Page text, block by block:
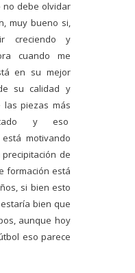
no debe olvidar
muy bueno si,
creciendo y
cuando me
en su mejor
su calidad y
piezas más
y eso
motivando
de
formación está
si bien esto
bien que
aunque hoy
eso parece